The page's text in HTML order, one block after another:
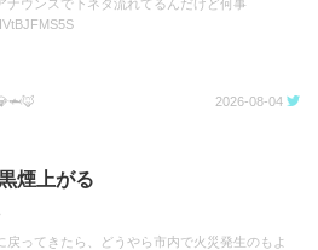
ナウンスで下ネタ流れてるんだけど何事
2026-08-04
煙上がる
戻ってきたら、どうやら市内で火災発生のもよ